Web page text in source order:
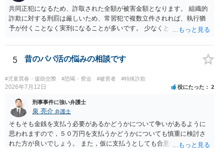
共同正犯になるため、詐取された全額が被害金額となります。 組織的
詐欺に対する刑罰は厳しいため、常習犯で複数立件されれば、執行猶
予が付くことなく実刑になることが多いです。 少なくとも、執行猶予
す。 弁護士を介して共犯者数人で被害弁済を行うこともあります。 保
釈申請については、共犯なので、全て公判請求されるまで難しいです
が、個別具体的な事情により異なります。 弁護方針により、結果が変
わるため、刑事事件に精通している弁護人を選任されることをお勧め
いたします。
5 昔のパパ活の悩みの相談です
#児童買春・援助交際 #恐喝・脅迫 #被害者 #特殊詐欺
2026年7月12日 役にたった 2
刑事事件に強い弁護士
泉 亮介 弁護士
そもそも金銭を支払う必要があるかどうかについて争いがあるように
思われますので，５０万円を支払うかどうかについても慎重に検討さ
れた方が良いでしょう。 また，仮に支払うとしても合意書を交わし，